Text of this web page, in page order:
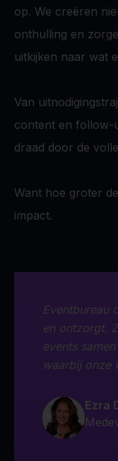
op. We creëren
onthulling en
uitkijken naar wat
Van
content en follow-
draad door de
Want hoe groter
impact.
Eventbureau
en ontzorgt.
events
waarbij onze
Ezra